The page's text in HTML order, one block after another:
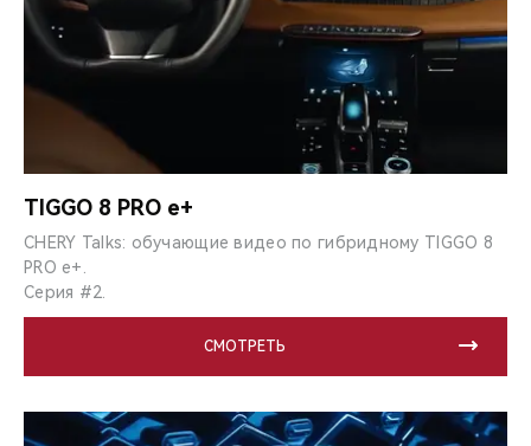
TIGGO 8 PRO e+
CHERY Talks: обучающие видео по гибридному TIGGO 8
PRO e+.
Серия #2.
СМОТРЕТЬ